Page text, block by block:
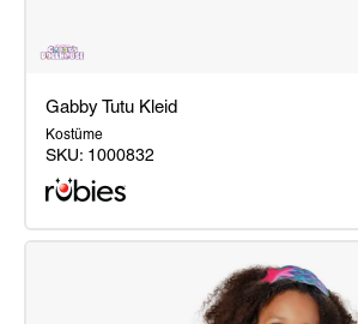
Gabby
Gabby Tutu Kleid
Kostüme
SKU: 1000832